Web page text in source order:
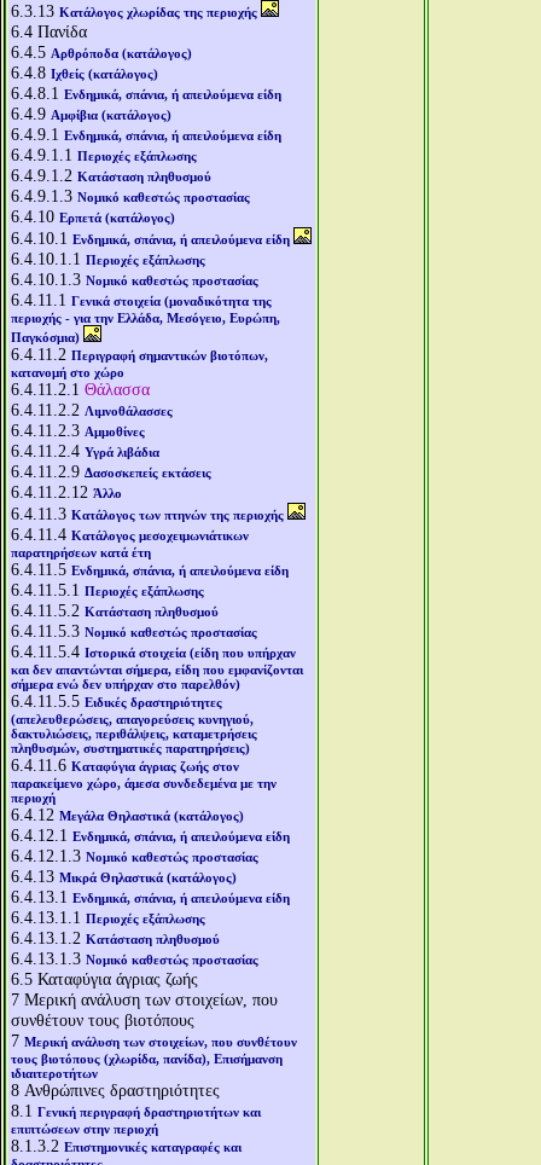
6.3.13 Κατάλογος χλωρίδας της περιοχής
6.4 Πανίδα
6.4.5 Αρθρόποδα (κατάλογος)
6.4.8 Ιχθείς (κατάλογος)
6.4.8.1 Ενδημικά, σπάνια, ή απειλούμενα είδη
6.4.9 Αμφίβια (κατάλογος)
6.4.9.1 Ενδημικά, σπάνια, ή απειλούμενα είδη
6.4.9.1.1 Περιοχές εξάπλωσης
6.4.9.1.2 Κατάσταση πληθυσμού
6.4.9.1.3 Νομικό καθεστώς προστασίας
6.4.10 Ερπετά (κατάλογος)
6.4.10.1 Ενδημικά, σπάνια, ή απειλούμενα είδη
6.4.10.1.1 Περιοχές εξάπλωσης
6.4.10.1.3 Νομικό καθεστώς προστασίας
6.4.11.1 Γενικά στοιχεία (μοναδικότητα της
περιοχής - για την Ελλάδα, Μεσόγειο, Ευρώπη,
Παγκόσμια)
6.4.11.2 Περιγραφή σημαντικών βιοτόπων,
κατανομή στο χώρο
6.4.11.2.1 Θάλασσα
6.4.11.2.2 Λιμνοθάλασσες
6.4.11.2.3 Αμμοθίνες
6.4.11.2.4 Υγρά λιβάδια
6.4.11.2.9 Δασοσκεπείς εκτάσεις
6.4.11.2.12 Άλλο
6.4.11.3 Κατάλογος των πτηνών της περιοχής
6.4.11.4 Κατάλογος μεσοχειμωνιάτικων
παρατηρήσεων κατά έτη
6.4.11.5 Ενδημικά, σπάνια, ή απειλούμενα είδη
6.4.11.5.1 Περιοχές εξάπλωσης
6.4.11.5.2 Κατάσταση πληθυσμού
6.4.11.5.3 Νομικό καθεστώς προστασίας
6.4.11.5.4 Ιστορικά στοιχεία (είδη που υπήρχαν
και δεν απαντώνται σήμερα, είδη που εμφανίζονται
σήμερα ενώ δεν υπήρχαν στο παρελθόν)
6.4.11.5.5 Ειδικές δραστηριότητες
(απελευθερώσεις, απαγορεύσεις κυνηγιού,
δακτυλιώσεις, περιθάλψεις, καταμετρήσεις
πληθυσμών, συστηματικές παρατηρήσεις)
6.4.11.6 Καταφύγια άγριας ζωής στον
παρακείμενο χώρο, άμεσα συνδεδεμένα με την
περιοχή
6.4.12 Μεγάλα Θηλαστικά (κατάλογος)
6.4.12.1 Ενδημικά, σπάνια, ή απειλούμενα είδη
6.4.12.1.3 Νομικό καθεστώς προστασίας
6.4.13 Μικρά Θηλαστικά (κατάλογος)
6.4.13.1 Ενδημικά, σπάνια, ή απειλούμενα είδη
6.4.13.1.1 Περιοχές εξάπλωσης
6.4.13.1.2 Κατάσταση πληθυσμού
6.4.13.1.3 Νομικό καθεστώς προστασίας
6.5 Καταφύγια άγριας ζωής
7 Μερική ανάλυση των στοιχείων, που
συνθέτουν τους βιοτόπους
7 Μερική ανάλυση των στοιχείων, που συνθέτουν
τους βιοτόπους (χλωρίδα, πανίδα), Επισήμανση
ιδιαιτεροτήτων
8 Ανθρώπινες δραστηριότητες
8.1 Γενική περιγραφή δραστηριοτήτων και
επιπτώσεων στην περιοχή
8.1.3.2 Επιστημονικές καταγραφές και